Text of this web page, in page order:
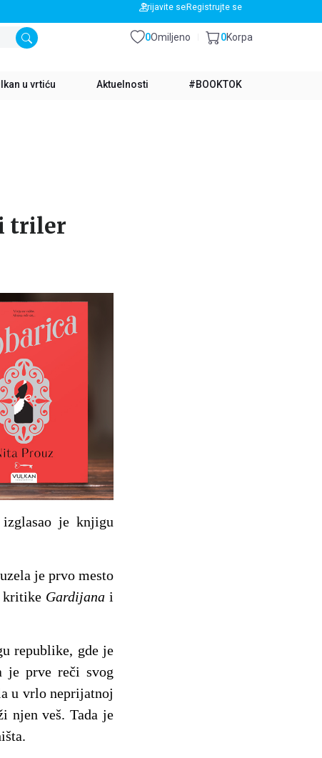
BESPLATNA DOSTAVA ZA IZNOS PREKO 3500 RSD
Prijavite se Registrujte se
Omiljeno
0 Korpa
0
u vrtiću Aktuelnosti #BOOKTOK
i triler
je knjigu
je prvo mesto
kritike Gardijanai
republike, gde je
je prve reči svog
u vrlo neprijatnoj
njen veš. Tada je